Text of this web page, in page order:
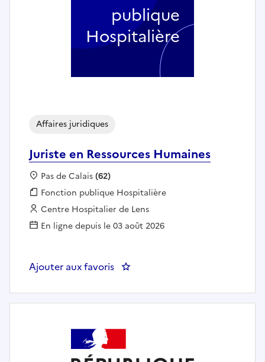
Juriste en Ressources Humaines
Affaires juridiques
Localisation :
Pas de Calais(62)
Fonction publique :
Fonction publique Hospitalière
Employeur :
Centre Hospitalier de Lens
En ligne depuis le 03 août 2026
Ajouter aux favoris : Juriste en Ressources Humaines
publique
Hospitalière